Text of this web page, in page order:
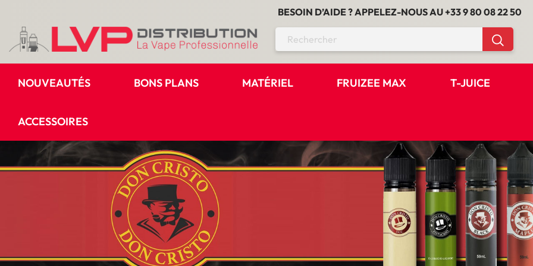
BESOIN D’AIDE ? APPELEZ-NOUS AU+33 9 80 08 22 50
NOUVEAUTÉS BONS PLANS MATÉRIEL FRUIZEE MAX T-JUICE
ACCESSOIRES